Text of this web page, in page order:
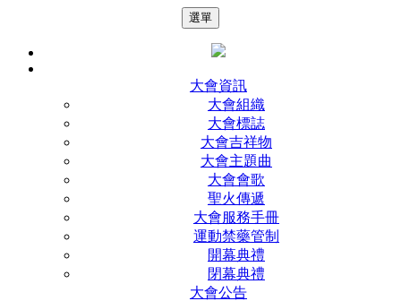
選單
大會資訊
大會組織
大會標誌
大會吉祥物
大會主題曲
大會會歌
聖火傳遞
大會服務手冊
運動禁藥管制
開幕典禮
閉幕典禮
大會公告